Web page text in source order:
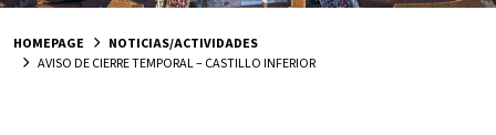
HOMEPAGE
NOTICIAS/ACTIVIDADES
AVISO DE CIERRE TEMPORAL – CASTILLO INFERIOR